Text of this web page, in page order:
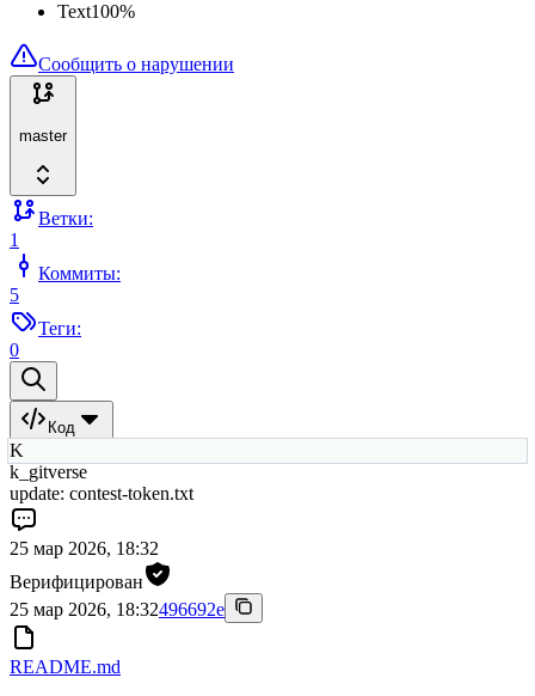
Text100%
Сообщить о нарушении
master
Ветки:
1
Коммиты:
5
Теги:
0
Код
K
k_gitverse
update: contest-token.txt
25 мар 2026, 18:32
Верифицирован
25 мар 2026, 18:32496692e
README.md